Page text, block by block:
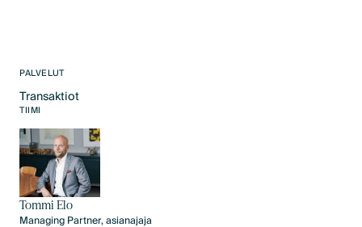
PALVELUT
Transaktiot
Text Link
TIIMI
Tommi Elo
Managing Partner, asianajaja